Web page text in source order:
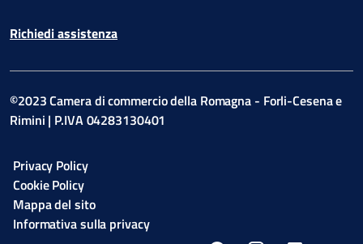
Richiedi assistenza
©2023 Camera di commercio della Romagna - Forli-Cesena e
Rimini | P.IVA 04283130401
Privacy Policy
Cookie Policy
Mappa del sito
Informativa sulla privacy